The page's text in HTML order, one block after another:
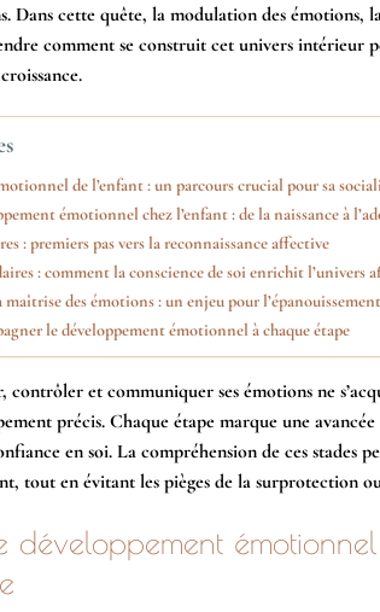
Dans cette quête, la modulation des
comment se construit cet univers intérieur
de l’enfant : un parcours crucial pour sa
émotionnel chez l’enfant : de la naissance à
: premiers pas vers la reconnaissance affective
: comment la conscience de soi enrichit l’univers
des émotions : un enjeu pour
le développement émotionnel à chaque étape
contrôler et communiquer ses émotions ne
précis. Chaque étape marque une
en soi. La compréhension de ces stades
tout en évitant les pièges de la surprotection
développement